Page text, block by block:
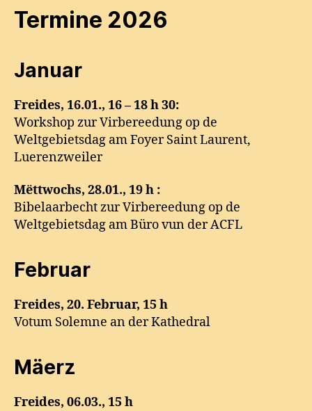
Termine 2026
Januar
Freides, 16.01., 16 – 18 h 30:
Workshop zur Virbereedung op de
Weltgebietsdag am Foyer Saint Laurent,
Luerenzweiler
Mëttwochs, 28.01., 19 h :
Bibelaarbecht zur Virbereedung op de
Weltgebietsdag am Büro vun der ACFL
Februar
Freides, 20. Februar, 15 h
Votum Solemne an der Kathedral
Mäerz
Freides, 06.03., 15 h